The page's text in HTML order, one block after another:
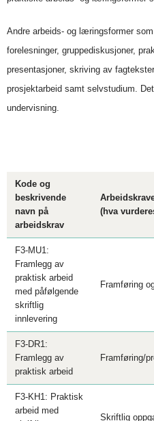
Andre arbeids- og læringsformer
forelesninger, gruppediskusjoner,
presentasjoner, skriving av
prosjektarbeid samt selvstudium.
undervisning.
Kode og
beskrivende
navn på
arbeidskrav
(hva
F3-MU1:
Framlegg av
praktisk arbeid
med påfølgende
skriftlig
innlevering
Framføring
F3-DR1:
Framlegg av
praktisk arbeid
Framføring/
F3-KH1: Praktisk
arbeid med
Skriftlig